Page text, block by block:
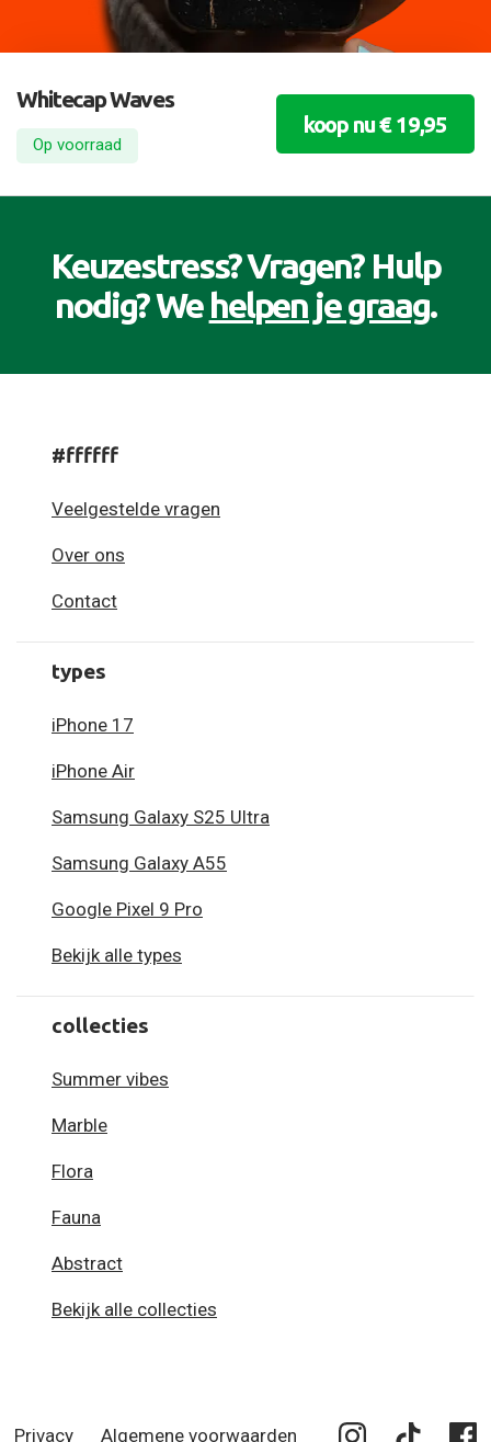
Whitecap Waves
Op voorraad
koop nu € 19,95
Keuzestress? Vragen? Hulp
nodig? Wehelpen je graag.
#ffffff
Veelgestelde vragen
Over ons
Contact
types
iPhone 17
iPhone Air
Samsung Galaxy S25 Ultra
Samsung Galaxy A55
Google Pixel 9 Pro
Bekijk alle types
collecties
Summer vibes
Marble
Flora
Fauna
Abstract
Bekijk alle collecties
Privacy Algemene voorwaarden